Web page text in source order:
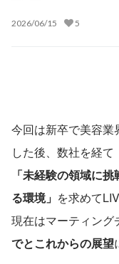
2026/06/15 5
今回は新卒で美容業
した後、数社を経て
「未経験の領域に
る環境」 を求めてLIV
現在はマーティング
でとこれからの展望